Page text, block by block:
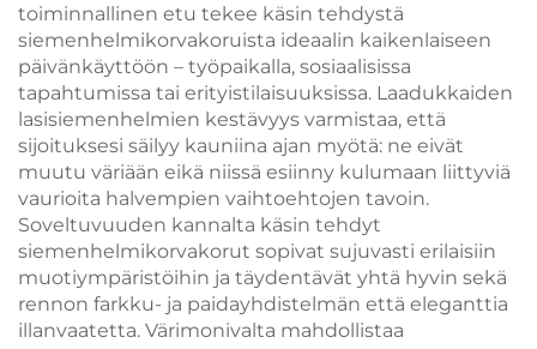
toiminnallinen etu tekee käsin tehdystä
siemenhelmikorvakoruista ideaalin kaikenlaiseen
päivänkäyttöön – työpaikalla, sosiaalisissa
tapahtumissa tai erityistilaisuuksissa. Laadukkaiden
lasisiemenhelmien kestävyys varmistaa, että
sijoituksesi säilyy kauniina ajan myötä: ne eivät
muutu väriään eikä niissä esiinny kulumaan liittyviä
vaurioita halvempien vaihtoehtojen tavoin.
Soveltuvuuden kannalta käsin tehdyt
siemenhelmikorvakorut sopivat sujuvasti erilaisiin
muotiympäristöihin ja täydentävät yhtä hyvin sekä
rennon farkku- ja paidayhdistelmän että eleganttia
illanvaatetta. Värimonivalta mahdollistaa